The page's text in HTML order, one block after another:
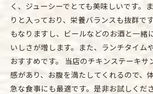
く、ジューシーでとても美味しいです。
りと入っており、栄養バランスも抜群で
もなりますし、ビールなどのお酒と一緒
いしさが増します。また、ランチタイム
おすすめです。 当店のチキンステーキサ
感があり、お腹を満たしてくれるので、
急な食事にも最適です。是非お試しくださ